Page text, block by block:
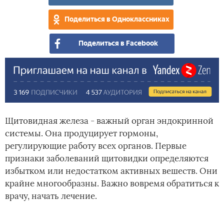
Поделиться в Одноклассниках
Поделиться в Facebook
Щитовидная железа - важный орган эндокринной
системы. Она продуцирует гормоны,
регулирующие работу всех органов. Первые
признаки заболеваний щитовидки определяются
избытком или недостатком активных вешеств. Они
крайне многообразны. Важно вовремя обратиться к
врачу, начать лечение.